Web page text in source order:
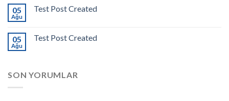
05
Ağu
Test Post Created
05
Ağu
Test Post Created
SON YORUMLAR